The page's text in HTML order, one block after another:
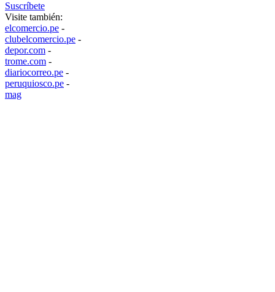
Suscríbete
Visite también:
elcomercio.pe -
clubelcomercio.pe -
depor.com -
trome.com -
diariocorreo.pe -
peruquiosco.pe -
mag